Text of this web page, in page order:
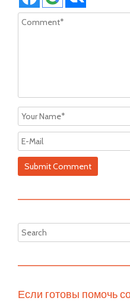
Если готовы помочь